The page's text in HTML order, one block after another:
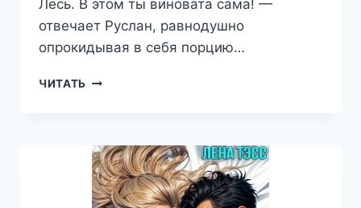
Лесь. В этом ты виновата сама! —
отвечает Руслан, равнодушно
опрокидывая в себя порцию…
ЧИТАТЬ ТВОЯ
МОЯ
ВИНА
—
ЛЕНА